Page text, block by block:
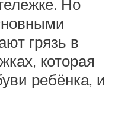
Но
грязь в
которая
ребёнка, и